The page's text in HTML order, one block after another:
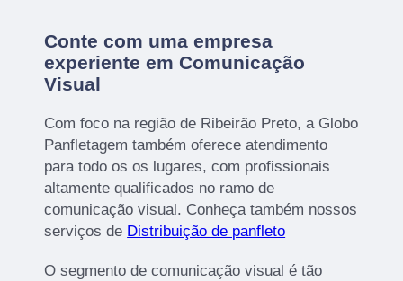
Conte com uma empresa
experiente em Comunicação
Visual
Com foco na região de Ribeirão Preto, a Globo
Panfletagem também oferece atendimento
para todo os os lugares, com profissionais
altamente qualificados no ramo de
comunicação visual. Conheça também nossos
serviços de Distribuição de panfleto
O segmento de comunicação visual é tão